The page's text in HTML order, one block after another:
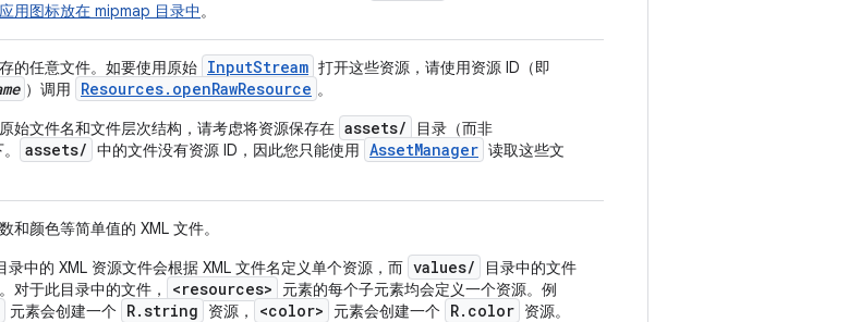
用图标放在 mipmap 目录中。
的任意文件。如要使用原始 InputStream 打开这些资源，请使用资源 ID（即
）调用 Resources.openRawResource 。
始文件名和文件层次结构，请考虑将资源保存在 assets/ 目录（而非
assets/ 中的文件没有资源 ID，因此您只能使用 AssetManager 读取这些文
和颜色等简单值的 XML 文件。
录中的 XML 资源文件会根据 XML 文件名定义单个资源，而 values/
目录中的文件
对于此目录中的文件，
<resources>
元素的每个子元素均会定义一个资源。例
元素会创建一个 R.string 资源， <color> 元素会创建一个 R.color 资源。